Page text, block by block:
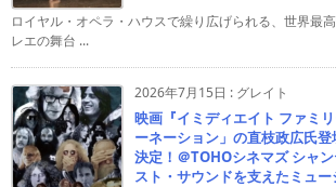
ロイヤル・オペラ・ハウスで繰り広げられる、世界最
レエの舞台 ...
2026年7月15日 : グレイト
映画『イミディエイト ファミ
ーネーション」の直枝政広氏
決定！＠TOHOシネマズ シャ
スト・サウンドを支えたミュ